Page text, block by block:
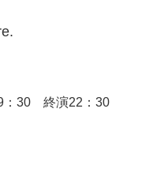
：30 終演22：30